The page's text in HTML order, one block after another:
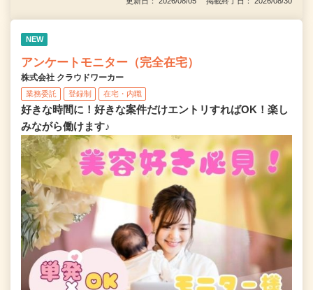
NEW
アンケートモニター（完全在宅）
株式会社 クラウドワーカー
業務委託 登録制 在宅・内職
好きな時間に！好きな案件だけエントリすればOK！楽し
みながら働けます♪